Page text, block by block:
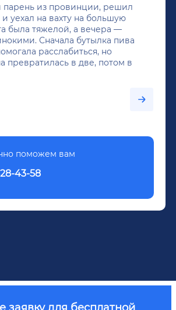
парень из провинции, решил
и уехал на вахту на большую
была тяжелой, а вечера —
Сначала бутылка пива
расслабиться, но
превратилась в две, потом в
и вот он уже пил почти
кодирование по методу
поможем вам
43-58
заявку для бесплатной